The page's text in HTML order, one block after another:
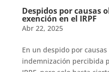
Despidos por causas
exención en el IRPF
Abr 22, 2025
En un despido por
indemnización percibida